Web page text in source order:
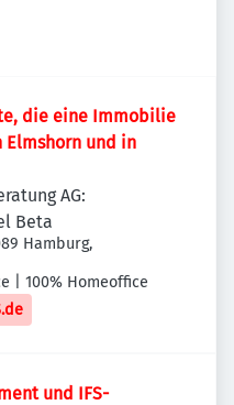
die eine Immobilie
und in
AG:
Beta
Hamburg,
| 100% Homeoffice
und IFS-